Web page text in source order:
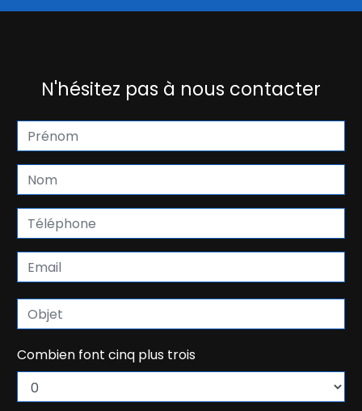
N'hésitez pas à nous contacter
Combien font cinq plus trois